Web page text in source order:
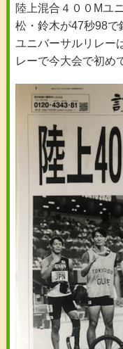
陸上混合４００Mユ
松・鈴木が47秒98で
ユニバーサルリレー
レーで今大会で初め